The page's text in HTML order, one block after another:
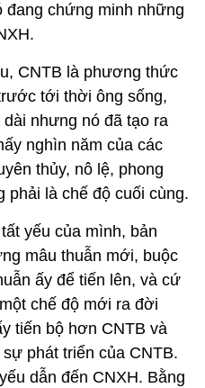
chứng minh những
CNTB là phương thức
tới thời ông sống,
nhưng nó đã tạo ra
nghìn năm của các
thủy, nô lệ, phong
phải là chế độ cuối cùng.
yếu của mình, bản
mâu thuẫn mới, buộc
ấy để tiến lên, và cứ
chế độ mới ra đời
tiến bộ hơn CNTB và
phát triển của CNTB.
dẫn đến CNXH. Bằng